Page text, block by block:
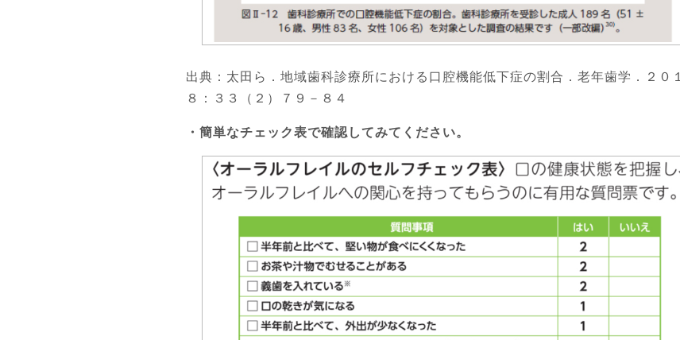
出典：太田ら．地域歯科診療所における口腔機能低下症の割合．老年歯学．２０１
８：３３（２）７９－８４
・簡単なチェック表で確認してみてください。